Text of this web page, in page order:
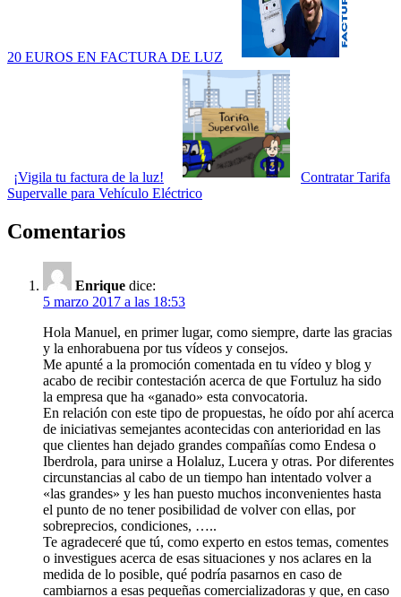
20 EUROS EN FACTURA DE LUZ
¡Vigila tu factura de la luz!
Contratar Tarifa
Supervalle para Vehículo Eléctrico
Comentarios
Enrique dice:
5 marzo 2017 a las 18:53
Hola Manuel, en primer lugar, como siempre, darte las gracias
y la enhorabuena por tus vídeos y consejos.
Me apunté a la promoción comentada en tu vídeo y blog y
acabo de recibir contestación acerca de que Fortuluz ha sido
la empresa que ha «ganado» esta convocatoria.
En relación con este tipo de propuestas, he oído por ahí acerca
de iniciativas semejantes acontecidas con anterioridad en las
que clientes han dejado grandes compañías como Endesa o
Iberdrola, para unirse a Holaluz, Lucera y otras. Por diferentes
circunstancias al cabo de un tiempo han intentado volver a
«las grandes» y les han puesto muchos inconvenientes hasta
el punto de no tener posibilidad de volver con ellas, por
sobreprecios, condiciones, …..
Te agradeceré que tú, como experto en estos temas, comentes
o investigues acerca de esas situaciones y nos aclares en la
medida de lo posible, qué podría pasarnos en caso de
cambiarnos a esas pequeñas comercializadoras y que, en caso